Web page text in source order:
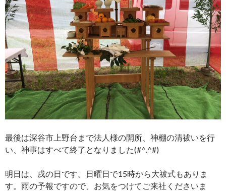
最後は深谷市上野台まで法人様の開所、神棚の清祓いを行
い、神事はすべて終了となりました(#^.^#)
明日は、戌の日です。日曜日で15時から大祓式もありま
す。雨の予報ですので、お気をつけてご来社くださいま